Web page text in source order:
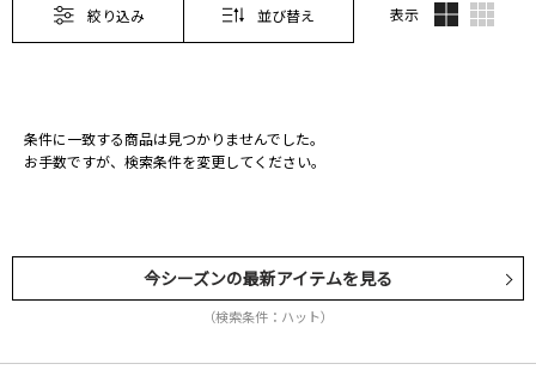
絞り込み 並び替え 表示
条件に一致する商品は見つかりませんでした。
お手数ですが、検索条件を変更してください。
今シーズンの最新アイテムを見る
（検索条件：ハット）